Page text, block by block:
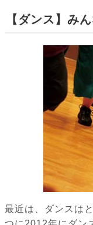
【ダンス】み
最近は、ダンスは